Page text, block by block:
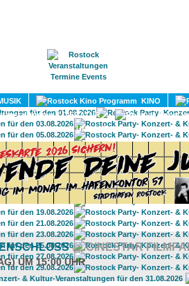
KINO
LITERATUR
UMLAND
@ CINESTAR
UM 15:00 UHR